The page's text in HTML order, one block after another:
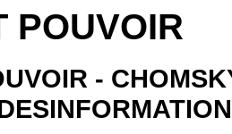
POUVOIR
-